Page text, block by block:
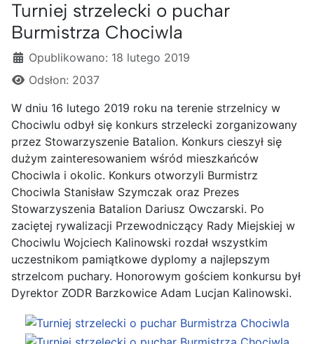
Turniej strzelecki o puchar
Burmistrza Chociwla
Szczegóły
Opublikowano: 18 lutego 2019
Odsłon: 2037
W dniu 16 lutego 2019 roku na terenie strzelnicy w
Chociwlu odbył się konkurs strzelecki zorganizowany
przez Stowarzyszenie Batalion. Konkurs cieszył się
dużym zainteresowaniem wśród mieszkańców
Chociwla i okolic. Konkurs otworzyli Burmistrz
Chociwla Stanisław Szymczak oraz Prezes
Stowarzyszenia Batalion Dariusz Owczarski. Po
zaciętej rywalizacji Przewodniczący Rady Miejskiej w
Chociwlu Wojciech Kalinowski rozdał wszystkim
uczestnikom pamiątkowe dyplomy a najlepszym
strzelcom puchary. Honorowym gościem konkursu był
Dyrektor ZODR Barzkowice Adam Lucjan Kalinowski.